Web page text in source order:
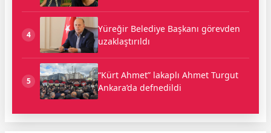
4
Yüreğir Belediye Başkanı görevden
uzaklaştırıldı
5
“Kürt Ahmet” lakaplı Ahmet Turgut
Ankara’da defnedildi